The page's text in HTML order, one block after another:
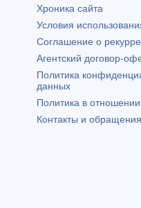
Хроника сайта
Условия
Соглашение о
Агентский договор-
Политика
данных
Политика в
Контакты и обращения